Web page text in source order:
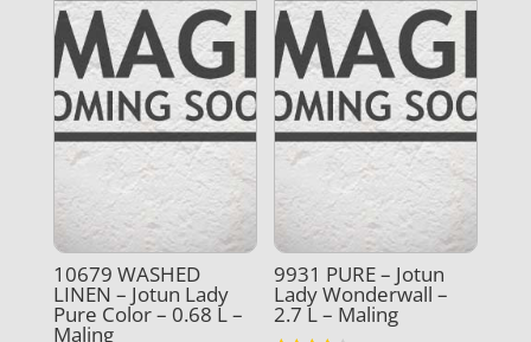
10679 WASHED
LINEN – Jotun Lady
Pure Color – 0.68 L –
Maling
9931 PURE – Jotun
Lady Wonderwall –
2.7 L – Maling